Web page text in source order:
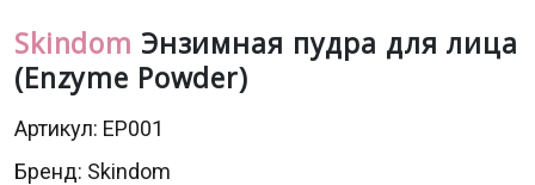
Skindom Энзимная пудра для лица
(Enzyme Powder)
Артикул: EP001
Бренд: Skindom